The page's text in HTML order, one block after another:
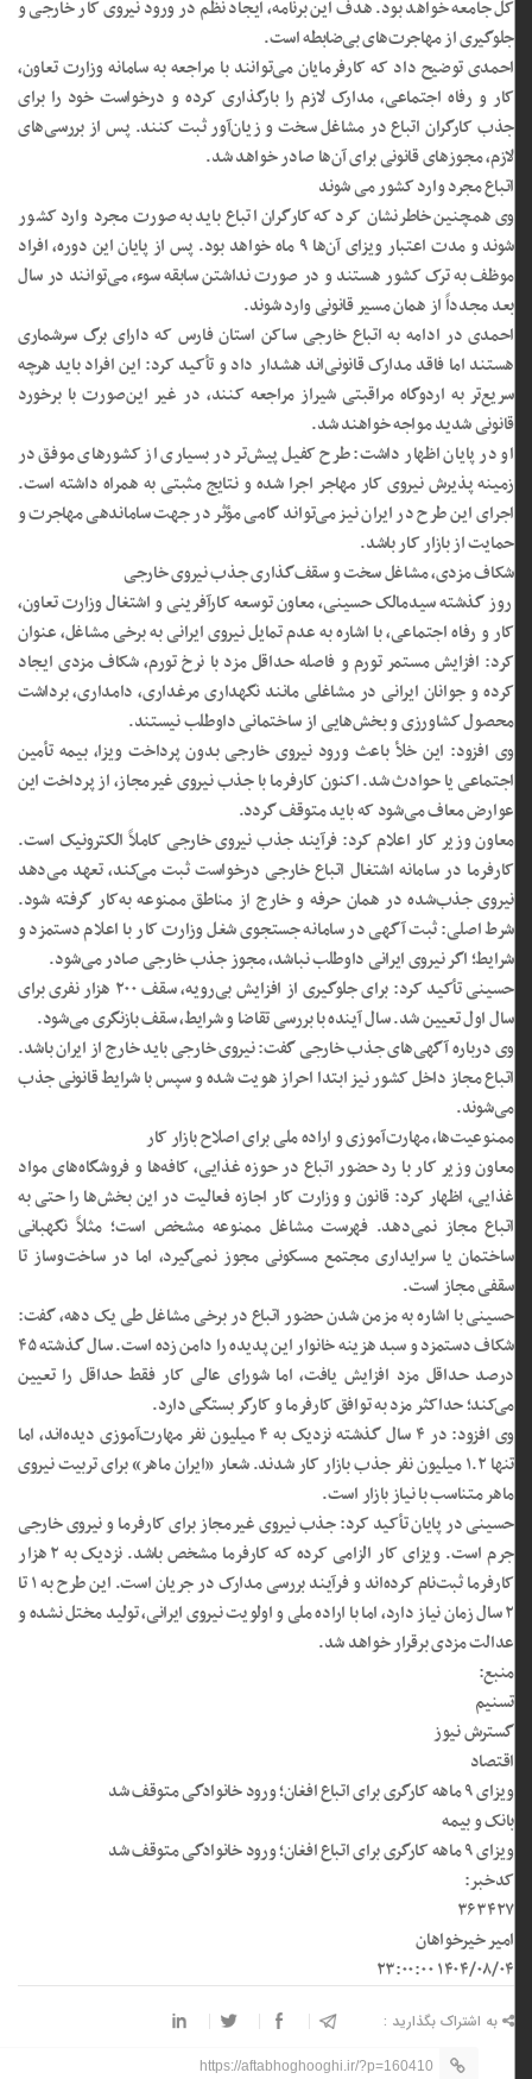
کل جامعه خواهد بود. هدف این برنامه، ایجاد نظم در ورود نیروی کار خارجی و
جلوگیری از مهاجرت‌های بی‌ضابطه است.
احمدی توضیح داد که کارفرمایان می‌توانند با مراجعه به سامانه وزارت تعاون،
کار و رفاه اجتماعی، مدارک لازم را بارگذاری کرده و درخواست خود را برای
جذب کارگران اتباع در مشاغل سخت و زیان‌آور ثبت کنند. پس از بررسی‌های
لازم، مجوزهای قانونی برای آن‌ها صادر خواهد شد.
اتباع مجرد وارد کشور می شوند
وی همچنین خاطرنشان کرد که کارگران اتباع باید به‌صورت مجرد وارد کشور
شوند و مدت اعتبار ویزای آن‌ها ۹ ماه خواهد بود. پس از پایان این دوره، افراد
موظف به ترک کشور هستند و در صورت نداشتن سابقه سوء، می‌توانند در سال
بعد مجدداً از همان مسیر قانونی وارد شوند.
احمدی در ادامه به اتباع خارجی ساکن استان فارس که دارای برگ سرشماری
هستند اما فاقد مدارک قانونی‌اند هشدار داد و تأکید کرد: این افراد باید هرچه
سریع‌تر به اردوگاه مراقبتی شیراز مراجعه کنند، در غیر این‌صورت با برخورد
قانونی شدید مواجه خواهند شد.
او در پایان اظهار داشت: طرح کفیل پیش‌تر در بسیاری از کشورهای موفق در
زمینه پذیرش نیروی کار مهاجر اجرا شده و نتایج مثبتی به همراه داشته است.
اجرای این طرح در ایران نیز می‌تواند گامی مؤثر در جهت ساماندهی مهاجرت و
حمایت از بازار کار باشد.
شکاف مزدی، مشاغل سخت و سقف‌گذاری جذب نیروی خارجی
روز گذشته سیدمالک حسینی، معاون توسعه کارآفرینی و اشتغال وزارت تعاون،
کار و رفاه اجتماعی، با اشاره به عدم تمایل نیروی ایرانی به برخی مشاغل، عنوان
کرد: افزایش مستمر تورم و فاصله حداقل مزد با نرخ تورم، شکاف مزدی ایجاد
کرده و جوانان ایرانی در مشاغلی مانند نگهداری مرغداری، دامداری، برداشت
محصول کشاورزی و بخش‌هایی از ساختمانی داوطلب نیستند.
وی افزود: این خلأ باعث ورود نیروی خارجی بدون پرداخت ویزا، بیمه تأمین
اجتماعی یا حوادث شد. اکنون کارفرما با جذب نیروی غیرمجاز، از پرداخت این
عوارض معاف می‌شود که باید متوقف گردد.
معاون وزیر کار اعلام کرد: فرآیند جذب نیروی خارجی کاملاً الکترونیک است.
کارفرما در سامانه اشتغال اتباع خارجی درخواست ثبت می‌کند، تعهد می‌دهد
نیروی جذب‌شده در همان حرفه و خارج از مناطق ممنوعه به‌کار گرفته شود.
شرط اصلی: ثبت آگهی در سامانه جستجوی شغل وزارت کار با اعلام دستمزد و
شرایط؛ اگر نیروی ایرانی داوطلب نباشد، مجوز جذب خارجی صادر می‌شود.
حسینی تأکید کرد: برای جلوگیری از افزایش بی‌رویه، سقف ۲۰۰ هزار نفری برای
سال اول تعیین شد. سال آینده با بررسی تقاضا و شرایط، سقف بازنگری می‌شود.
وی درباره آگهی‌های جذب خارجی گفت: نیروی خارجی باید خارج از ایران باشد.
اتباع مجاز داخل کشور نیز ابتدا احراز هویت شده و سپس با شرایط قانونی جذب
می‌شوند.
ممنوعیت‌ها، مهارت‌آموزی و اراده ملی برای اصلاح بازار کار
معاون وزیر کار با رد حضور اتباع در حوزه غذایی، کافه‌ها و فروشگاه‌های مواد
غذایی، اظهار کرد: قانون و وزارت کار اجازه فعالیت در این بخش‌ها را حتی به
اتباع مجاز نمی‌دهد. فهرست مشاغل ممنوعه مشخص است؛ مثلاً نگهبانی
ساختمان یا سرایداری مجتمع مسکونی مجوز نمی‌گیرد، اما در ساخت‌وساز تا
سقفی مجاز است.
حسینی با اشاره به مزمن شدن حضور اتباع در برخی مشاغل طی یک دهه، گفت:
شکاف دستمزد و سبد هزینه خانوار این پدیده را دامن زده است. سال گذشته ۴۵
درصد حداقل مزد افزایش یافت، اما شورای عالی کار فقط حداقل را تعیین
می‌کند؛ حداکثر مزد به توافق کارفرما و کارگر بستگی دارد.
وی افزود: در ۴ سال گذشته نزدیک به ۴ میلیون نفر مهارت‌آموزی دیده‌اند، اما
تنها ۱.۲ میلیون نفر جذب بازار کار شدند. شعار «ایران ماهر» برای تربیت نیروی
ماهر متناسب با نیاز بازار است.
حسینی در پایان تأکید کرد: جذب نیروی غیرمجاز برای کارفرما و نیروی خارجی
جرم است. ویزای کار الزامی کرده که کارفرما مشخص باشد. نزدیک به ۲ هزار
کارفرما ثبت‌نام کرده‌اند و فرآیند بررسی مدارک در جریان است. این طرح به ۱ تا
۲ سال زمان نیاز دارد، اما با اراده ملی و اولویت نیروی ایرانی، تولید مختل نشده و
عدالت مزدی برقرار خواهد شد.
منبع:
تسنیم
گسترش نیوز
اقتصاد
ویزای ۹ ماهه کارگری برای اتباع افغان؛ ورود خانوادگی متوقف شد
بانک و بیمه
ویزای ۹ ماهه کارگری برای اتباع افغان؛ ورود خانوادگی متوقف شد
کدخبر:
۳۶۳۴۲۷
امیر خیرخواهان
۱۴۰۴/۰۸/۰۴ ۲۳:۰۰:۰۰
به اشتراک بگذارید :
https://aftabhoghooghi.ir/?p=160410